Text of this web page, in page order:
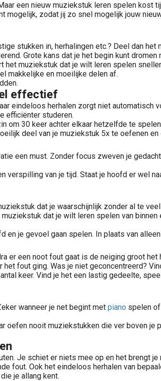
een nieuw muziekstuk leren spelen kost
zodat jij zo snel mogelijk jouw
stukken in, herhalingen etc.? Deel dan het
Grote kans dat je het begin kunt
het muziekstuk dat je wilt leren spelen
makkelijke en moeilijke delen af.
effectief
eindeloos herhalen zorgt niet
efficiënter studeren.
30 keer achter elkaar hetzelfde te
deel van je muziekstuk 5x te oefenen
een must. Zonder focus zweven je
van je tijd. Staat je hoofd er wel
dat je waarschijnlijk zonder al te
dat je wilt leren spelen van
je gevoel gaan spelen. In plaats van
er een noot fout gaat is de neiging groot
fout ging. Was je niet geconcentreerd?
keer. Vind je het een lastig gedeelte,
wanneer je net begint met piano spelen of
oefen nooit muziekstukken die ver boven
Je schiet er niets mee op en het brengt je
fout. Ook het eindeloos herhalen van
je allang kent.